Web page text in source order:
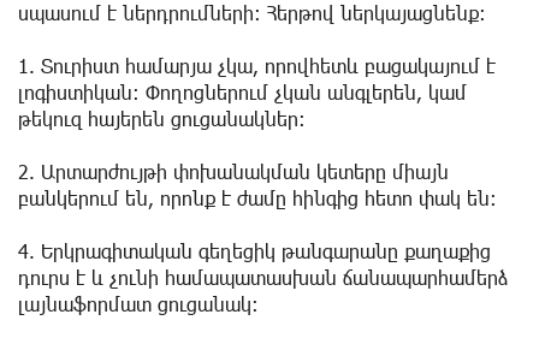
սպասում է ներդրումների։ Հերթով ներկայացնենք։
1. Տուրիստ համարյա չկա, որովհետև բացակայում է
լոգիստիկան։ Փողոցներում չկան անգլերեն, կամ
թեկուզ հայերեն ցուցանակներ։
2. Արտարժույթի փոխանակման կետերը միայն
բանկերում են, որոնք է ժամը հինգից հետո փակ են։
4. Երկրագիտական գեղեցիկ թանգարանը քաղաքից
դուրս է և չունի համապատասխան ճանապարհամերձ
լայնաֆորմատ ցուցանակ։